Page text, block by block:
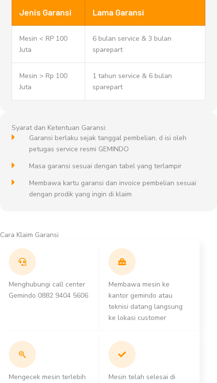
Jenis Garansi Lama Garansi
Mesin < RP 100
Juta
6 bulan service & 3 bulan
sparepart
Mesin > Rp 100
Juta
1 tahun service & 6 bulan
sparepart
Syarat dan Ketentuan Garansi:
Garansi berlaku sejak tanggal pembelian, d isi oleh
petugas service resmi GEMINDO
Masa garansi sesuai dengan tabel yang terlampir
Membawa kartu garansi dan invoice pembelian sesuai
dengan prodik yang ingin di klaim
Cara Klaim Garansi
Menghubungi call center
Gemindo 0882 9404 5606
Membawa mesin ke
kantor gemindo atau
teknisi datang langsung
ke lokasi customer
Mengecek mesin terlebih
Mesin telah selesai di